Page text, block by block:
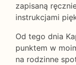
zapisaną
instrukcjami
Od tego dnia
punktem w
na rodzinne